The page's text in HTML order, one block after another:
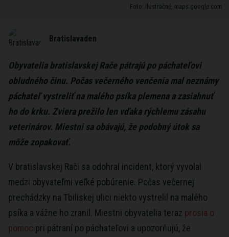
Foto: ilustračné, maps.google.com
Bratislavaden
Obyvatelia bratislavskej Rače pátrajú po páchateľovi
obludného činu. Počas večerného venčenia mal neznámy
páchateľ vystreliť na malého psíka plemena a zasiahnuť
ho do krku. Zviera prežilo len vďaka rýchlemu zásahu
veterinárov. Miestni sa obávajú, že podobný útok sa
môže zopakovať.
V bratislavskej Rači sa odohral incident, ktorý vyvolal
medzi obyvateľmi veľké pobúrenie. Počas večernej
prechádzky na Tbiliskej ulici niekto vystrelil na malého
psíka a vážne ho zranil. Miestni obyvatelia teraz prosia o
pomoc pri pátraní po páchateľovi a upozorňujú, že